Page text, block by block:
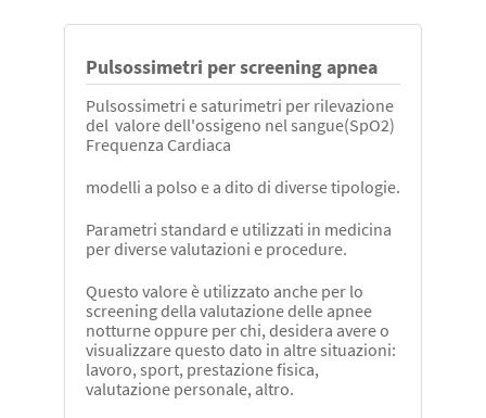
Pulsossimetri per screening apnea
Pulsossimetri e saturimetri per rilevazione
del valore dell'ossigeno nel sangue(SpO2)
Frequenza Cardiaca
modelli a polso e a dito di diverse tipologie.
Parametri standard e utilizzati in medicina
per diverse valutazioni e procedure.
Questo valore è utilizzato anche per lo
screening della valutazione delle apnee
notturne oppure per chi, desidera avere o
visualizzare questo dato in altre situazioni:
lavoro, sport, prestazione fisica,
valutazione personale, altro.